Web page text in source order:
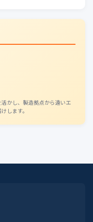
かし、製造拠点から遠いエ
します。